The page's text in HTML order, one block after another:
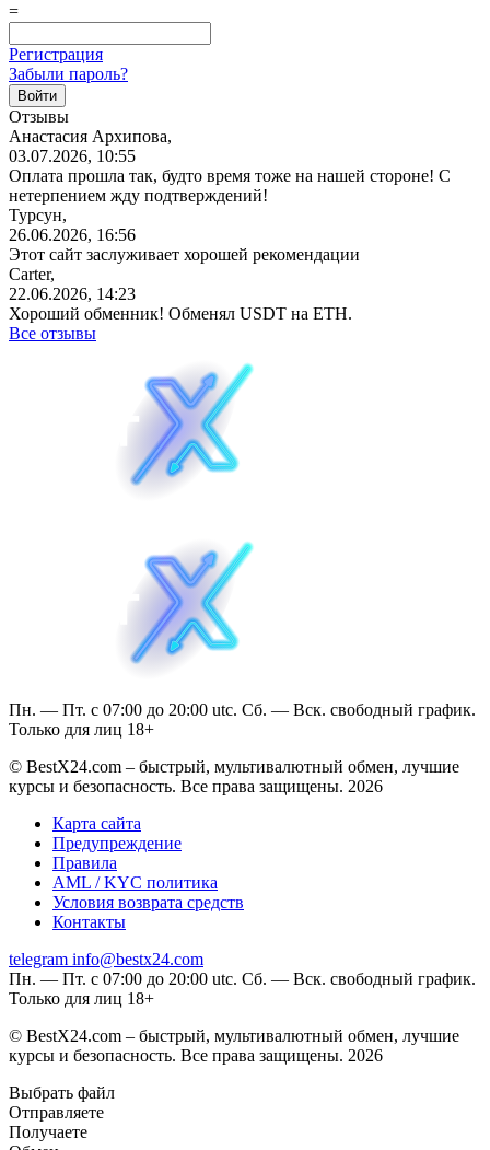
=
Регистрация
Забыли пароль?
Отзывы
Анастасия Архипова,
03.07.2026, 10:55
Оплата прошла так, будто время тоже на нашей стороне! С
нетерпением жду подтверждений!
Турсун,
26.06.2026, 16:56
Этот сайт заслуживает хорошей рекомендации
Carter,
22.06.2026, 14:23
Хороший обменник! Обменял USDT на ETH.
Все отзывы
Пн. — Пт. с 07:00 до 20:00 utc. Сб. — Вск. свободный график.
Только для лиц 18+
© BestX24.com – быстрый, мультивалютный обмен, лучшие
курсы и безопасность. Все права защищены. 2026
Карта сайта
Предупреждение
Правила
AML / KYC политика
Условия возврата средств
Контакты
telegram info@bestx24.com
Пн. — Пт. с 07:00 до 20:00 utc. Сб. — Вск. свободный график.
Только для лиц 18+
© BestX24.com – быстрый, мультивалютный обмен, лучшие
курсы и безопасность. Все права защищены. 2026
Выбрать файл
Отправляете
Получаете